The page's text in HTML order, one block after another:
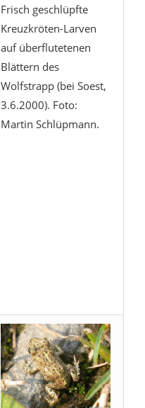
Frisch geschlüpfte
Kreuzkröten-Larven
auf überflutetenen
Blättern des
Wolfstrapp (bei Soest,
3.6.2000). Foto:
Martin Schlüpmann.